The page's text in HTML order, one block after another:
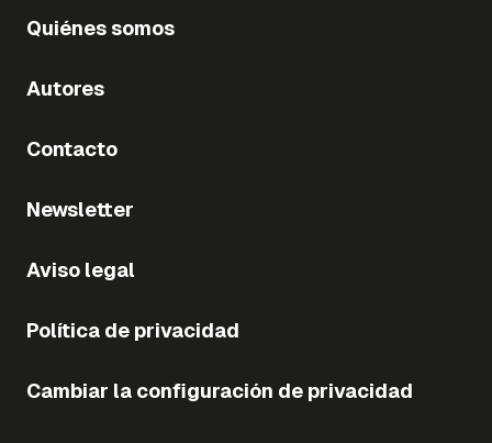
Quiénes somos
Autores
Contacto
Newsletter
Aviso legal
Política de privacidad
Cambiar la configuración de privacidad